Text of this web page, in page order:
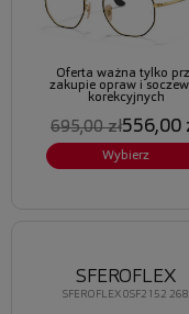
Oferta ważna tylko
zakupie opraw i
korekcyjnych
695,00 zł556,00
Wybierz
SFEROFLEX 0SF2152 268
SFEROFLEX